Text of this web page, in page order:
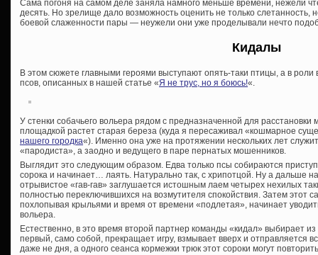
Сама погоня на самом деле заняла намного меньше времени, нежели
десять. Но зрелище дало возможность оценить не только слетанность,
боевой слаженности пары — неужели они уже проделывали нечто
Кидалы
В этом сюжете главными героями выступают опять-таки птицы, а в
псов, описанных в нашей статье «Я не трус, но я боюсь!«.
У стенки собачьего вольера рядом с предназначенной для
площадкой растет старая береза (куда я пересаживал «кошмарное
нашего городка«). Именно она уже на протяжении нескольких лет
«пародиста», а заодно и ведущего в паре пернатых мошенников.
Выглядит это следующим образом. Едва только псы собираются
сорока и начинает… лаять. Натурально так, с хрипотцой. Ну а дальше
отрывистое «гав-гав» заглушается истошным лаем четырех нехилых
полностью переключившихся на возмутителя спокойствия. Затем этот
похлопывая крыльями и время от времени «подлетая», начинает
вольера.
Естественно, в это время второй партнер команды «кидал» выбирает из
первый, само собой, прекращает игру, взмывает вверх и отправляется
даже не дня, а одного сеанса кормежки трюк этот сороки могут